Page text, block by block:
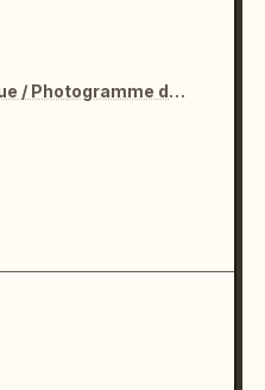
Image cinématographique / Photogramme de film